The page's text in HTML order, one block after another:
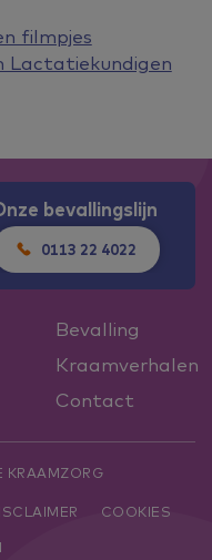
filmpjes
Lactatiekundigen
bevallingslijn
0113 22 4022
Bevalling
Kraamverhalen
Contact
KRAAMZORG
COOKIES